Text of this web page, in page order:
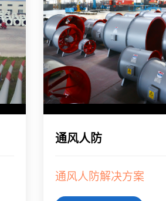
通风人防
通风人防解决方案